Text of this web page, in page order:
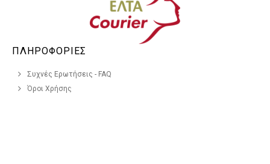
ΠΛΗΡΟΦΟΡΙΕΣ
Συχνές Ερωτήσεις - FAQ
Όροι Χρήσης